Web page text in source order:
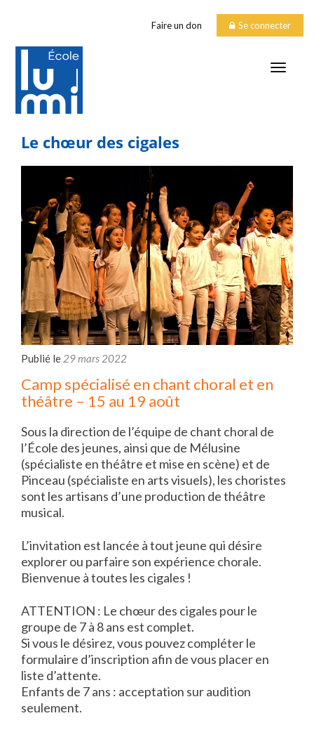
Faire un don Se connecter
Le chœur des cigales
Publié le 29 mars 2022
Camp spécialisé en chant choral et en
théâtre – 15 au 19 août
Sous la direction de l’équipe de chant choral de
l’École des jeunes, ainsi que de Mélusine
(spécialiste en théâtre et mise en scène) et de
Pinceau (spécialiste en arts visuels), les choristes
sont les artisans d’une production de théâtre
musical.
L’invitation est lancée à tout jeune qui désire
explorer ou parfaire son expérience chorale.
Bienvenue à toutes les cigales !
ATTENTION : Le chœur des cigales pour le
groupe de 7 à 8 ans est complet.
Si vous le désirez, vous pouvez compléter le
formulaire d’inscription afin de vous placer en
liste d’attente.
Enfants de 7 ans : acceptation sur audition
seulement.